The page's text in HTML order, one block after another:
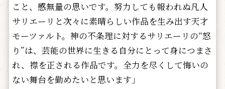
こと、感無量の思いです。努力しても報われぬ凡人
サリエーリと次々に素晴らしい作品を生み出す天才
モーツァルト。神の不条理に対するサリエーリの“怒
り”は、芸能の世界に生きる自分にとって身につまさ
れ、襟を正される作品です。全力を尽くして悔いの
ない舞台を勤めたいと思います」